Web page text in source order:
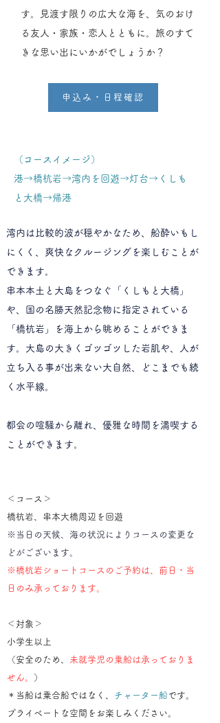
す。見渡す限りの広大な海を、気のおけ
る友人・家族・恋人とともに。旅のすて
きな思い出にいかがでしょうか？
申込み・日程確認
（コースイメージ）
港→橋杭岩→湾内を回遊→灯台→くしも
と大橋→帰港
湾内は比較的波が穏やかなため、船酔いもし
にくく、爽快なクルージングを楽しむことが
できます。
串本本土と大島をつなぐ「くしもと大橋」
や、国の名勝天然記念物に指定されている
「橋杭岩」を海上から眺めることができま
す。大島の 大きくゴツゴツした岩肌や、人が
立ち入る事が出来ない大自然、どこまでも続
く水平線。
都会の喧騒から離れ、優雅な時間を満喫する
ことができます。
​＜コース＞
​橋杭岩、串本大橋周辺​を回遊
※当日の天候、海の状況によりコースの変更な
どがございます。
※橋杭岩ショートコースのご予約は、前日・当
日のみ承っております。
​＜対象＞
小学生以上
（安全のため、 未就学児の乗船は承っておりま
せん。 ）
​＊当船は乗合船ではなく、
チャーター船です。
プライベートな空間をお楽しみください。